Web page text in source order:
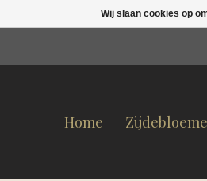
Home
Wij slaan cookies op